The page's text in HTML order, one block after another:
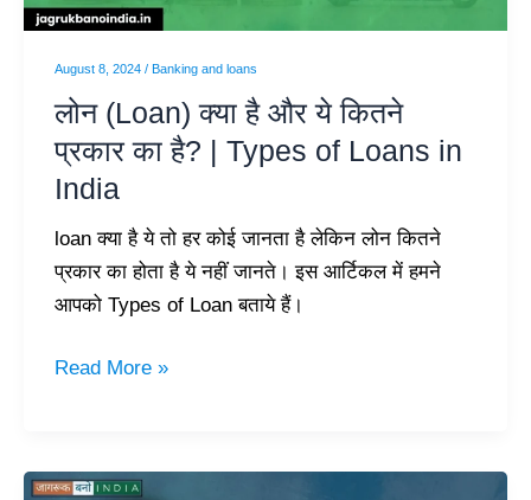
August 8, 2024 / Banking and loans
लोन (Loan) क्या है और ये कितने
प्रकार का है? | Types of Loans in
India
loan क्या है ये तो हर कोई जानता है लेकिन लोन कितने
प्रकार का होता है ये नहीं जानते। इस आर्टिकल में हमने
आपको Types of Loan बताये हैं।
प्रकार
है?
|
Types
of
India
Read More »
AIIMS